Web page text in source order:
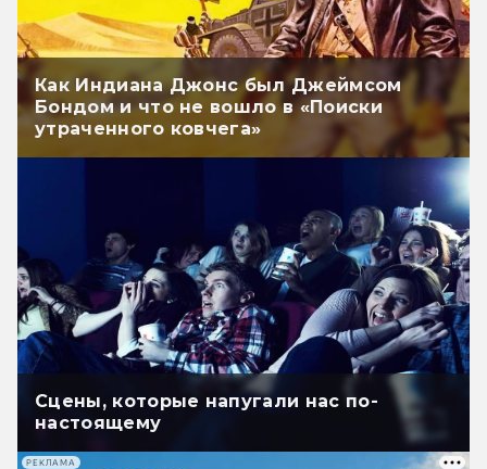
Как Индиана Джонс был Джеймсом
Бондом и что не вошло в «Поиски
утраченного ковчега»
Сцены, которые напугали нас по-
настоящему
РЕКЛАМА